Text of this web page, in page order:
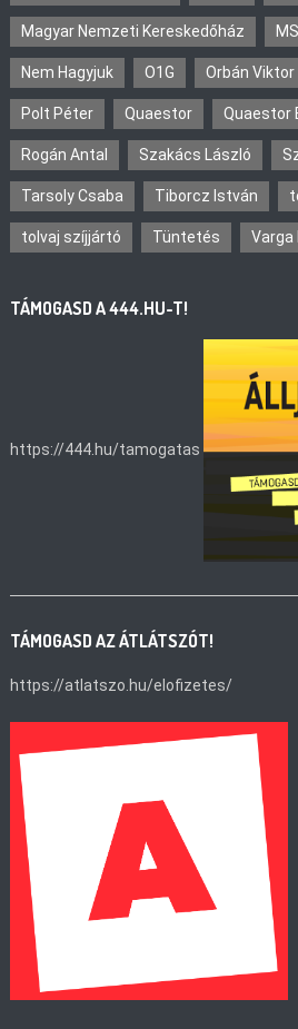
Magyar Nemzeti Kereskedőház
Nem Hagyjuk O1G Orbán Viktor
Polt Péter Quaestor Quaestor
Rogán Antal Szakács László
Tarsoly Csaba Tiborcz István
tolvaj szíjjártó Tüntetés Varga
TÁMOGASD A 444.HU-T!
https://444.hu/tamogatas
TÁMOGASD AZ ÁTLÁTSZÓT!
https://atlatszo.hu/elofizetes/